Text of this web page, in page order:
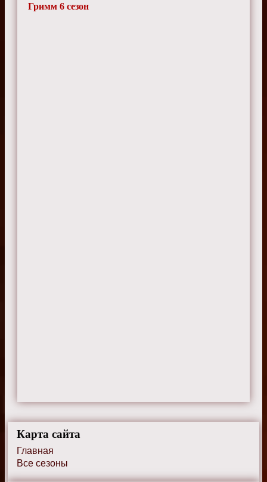
Гримм 6 сезон
Карта сайта
Главная
Все сезоны